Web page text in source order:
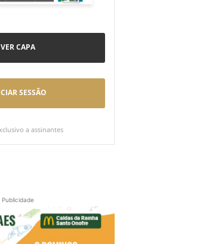
VER CAPA
SESSÃO
a assinantes
Publicidade